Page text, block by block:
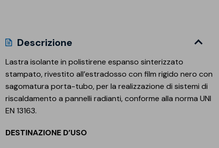
Descrizione
Lastra isolante in polistirene espanso sinterizzato
stampato, rivestito all’estradosso con film rigido nero con
sagomatura porta-tubo, per la realizzazione di sistemi di
riscaldamento a pannelli radianti, conforme alla norma UNI
EN 13163.
DESTINAZIONE D’USO